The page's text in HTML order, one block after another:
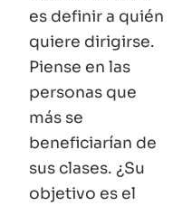
es definir a quién
quiere dirigirse.
Piense en las
personas que
más se
beneficiarían de
sus clases. ¿Su
objetivo es el